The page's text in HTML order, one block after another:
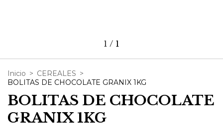
1 / 1
Inicio > CEREALES >
BOLITAS DE CHOCOLATE GRANIX 1KG
BOLITAS DE CHOCOLATE
GRANIX 1KG